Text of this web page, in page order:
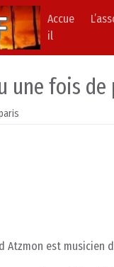
Accue
il
une fois de
Atzmon est musicien